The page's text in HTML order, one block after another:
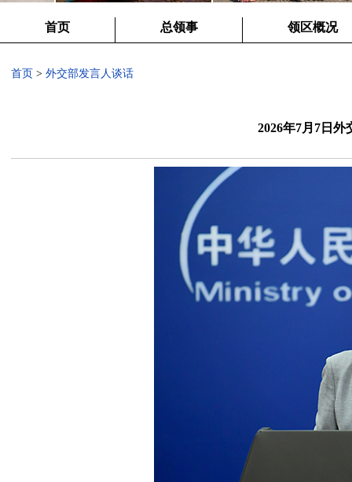
首页 总领事 领区概况
首页 > 外交部发言人谈话
2026年7月7日